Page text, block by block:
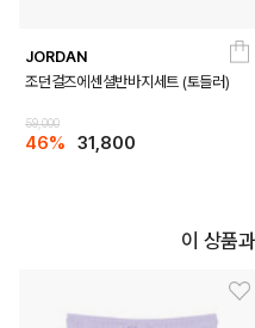
JORDAN
조던걸즈에센셜반바지세트 (토들러)
59,000
46% 31,800
이 상품